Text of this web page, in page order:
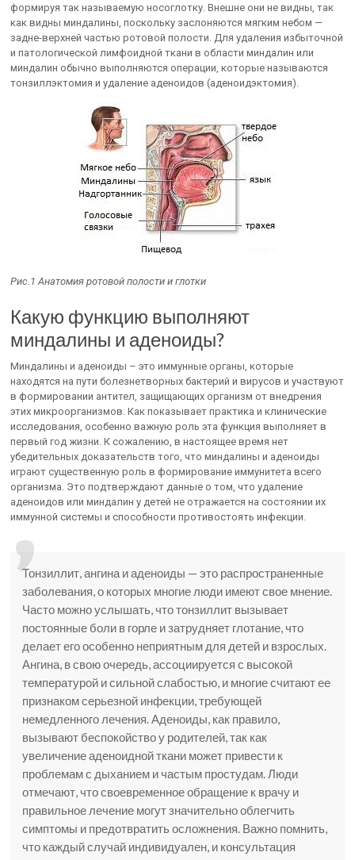
формируя так называемую носоглотку. Внешне они не видны, так
как видны миндалины, поскольку заслоняются мягким небом —
задне-верхней частью ротовой полости. Для удаления избыточной
и патологической лимфоидной ткани в области миндалин или
миндалин обычно выполняются операции, которые называются
тонзиллэктомия и удаление аденоидов (аденоидэктомия).
Рис.1 Анатомия ротовой полости и глотки
Какую функцию выполняют
миндалины и аденоиды?
Миндалины и аденоиды – это иммунные органы, которые
находятся на пути болезнетворных бактерий и вирусов и участвуют
в формировании антител, защищающих организм от внедрения
этих микроорганизмов. Как показывает практика и клинические
исследования, особенно важную роль эта функция выполняет в
первый год жизни. К сожалению, в настоящее время нет
убедительных доказательств того, что миндалины и аденоиды
играют существенную роль в формирование иммунитета всего
организма. Это подтверждают данные о том, что удаление
аденоидов или миндалин у детей не отражается на состоянии их
иммунной системы и способности противостоять инфекции.
Тонзиллит, ангина и аденоиды — это распространенные
заболевания, о которых многие люди имеют свое мнение.
Часто можно услышать, что тонзиллит вызывает
постоянные боли в горле и затрудняет глотание, что
делает его особенно неприятным для детей и взрослых.
Ангина, в свою очередь, ассоциируется с высокой
температурой и сильной слабостью, и многие считают ее
признаком серьезной инфекции, требующей
немедленного лечения. Аденоиды, как правило,
вызывают беспокойство у родителей, так как
увеличение аденоидной ткани может привести к
проблемам с дыханием и частым простудам. Люди
отмечают, что своевременное обращение к врачу и
правильное лечение могут значительно облегчить
симптомы и предотвратить осложнения. Важно помнить,
что каждый случай индивидуален, и консультация